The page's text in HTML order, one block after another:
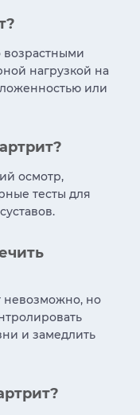
возрастными
нагрузкой на
или
осмотр,
тесты для
невозможно, но
и замедлить